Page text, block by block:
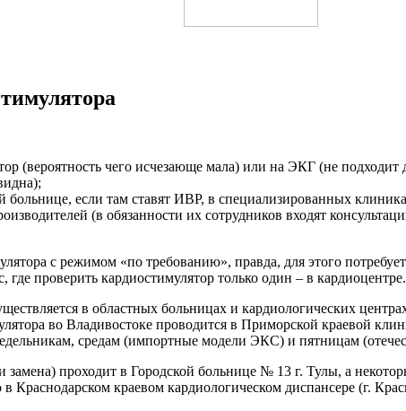
(вероятность чего исчезающе мала) или на ЭКГ (не
больнице, если там ставят ИВР, в специализированных
(в обязанности их сотрудников входят
с режимом «по требованию», правда, для этого
проверить кардиостимулятор только один – в кардиоцентре.
в областных больницах и кардиологических
во Владивостоке проводится в Приморской краевой
средам (импортные модели ЭКС) и пятницам
замена) проходит в Городской больнице № 13 г. Тулы, а
краевом кардиологическом диспансере (г.